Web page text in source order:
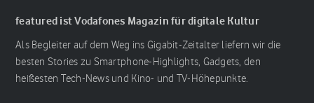
featured ist Vodafones Magazin für digitale Kultur
Als Begleiter auf dem Weg ins Gigabit-Zeitalter liefern wir die
besten Stories zu Smartphone-Highlights, Gadgets, den
heißesten Tech-News und Kino- und TV-Höhepunkte.